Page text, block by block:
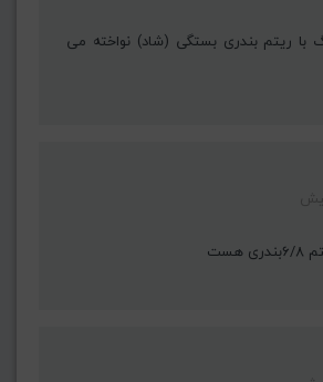
با ریتم بندری بستگی (شاد) نواخته می
هست